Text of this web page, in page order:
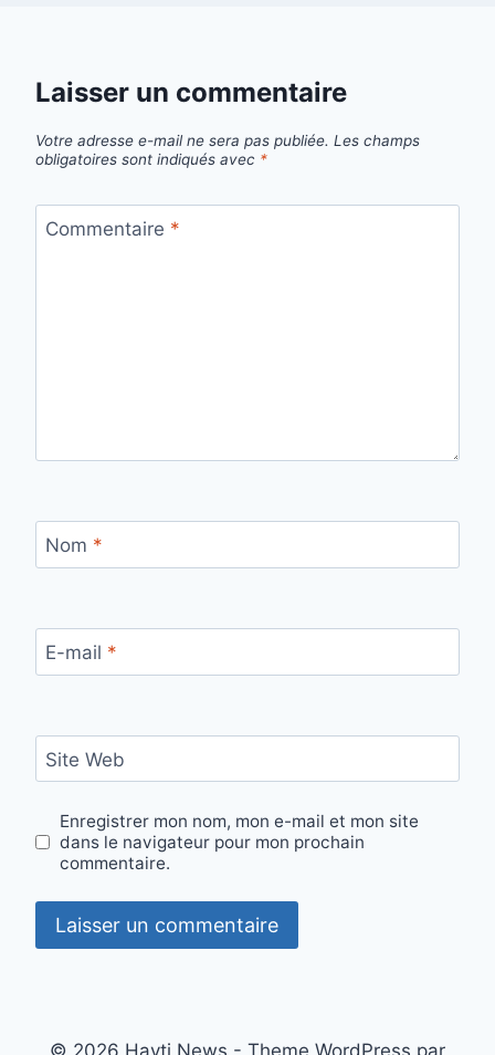
Laisser un commentaire
Votre adresse e-mail ne sera pas publiée. Les champs
obligatoires sont indiqués avec *
Commentaire *
Nom *
E-mail *
Site Web
Enregistrer mon nom, mon e-mail et mon site
dans le navigateur pour mon prochain
commentaire.
© 2026 Hayti News - Theme WordPress par